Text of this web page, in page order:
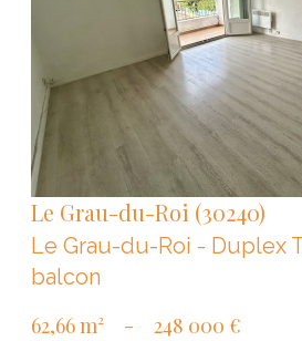
VOIR LE
Le Grau-du-Roi (30240)
Le Grau-du-Roi - Duplex
balcon
62,66 m²
- 248 000 €